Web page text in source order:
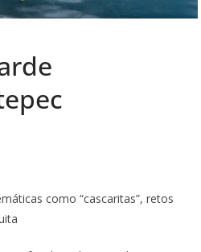
como “cascaritas”, retos